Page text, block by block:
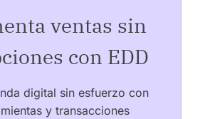
ventas sin
con EDD
digital sin esfuerzo con
y transacciones